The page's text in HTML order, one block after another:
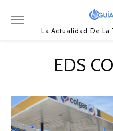
La Actualidad De
EDS